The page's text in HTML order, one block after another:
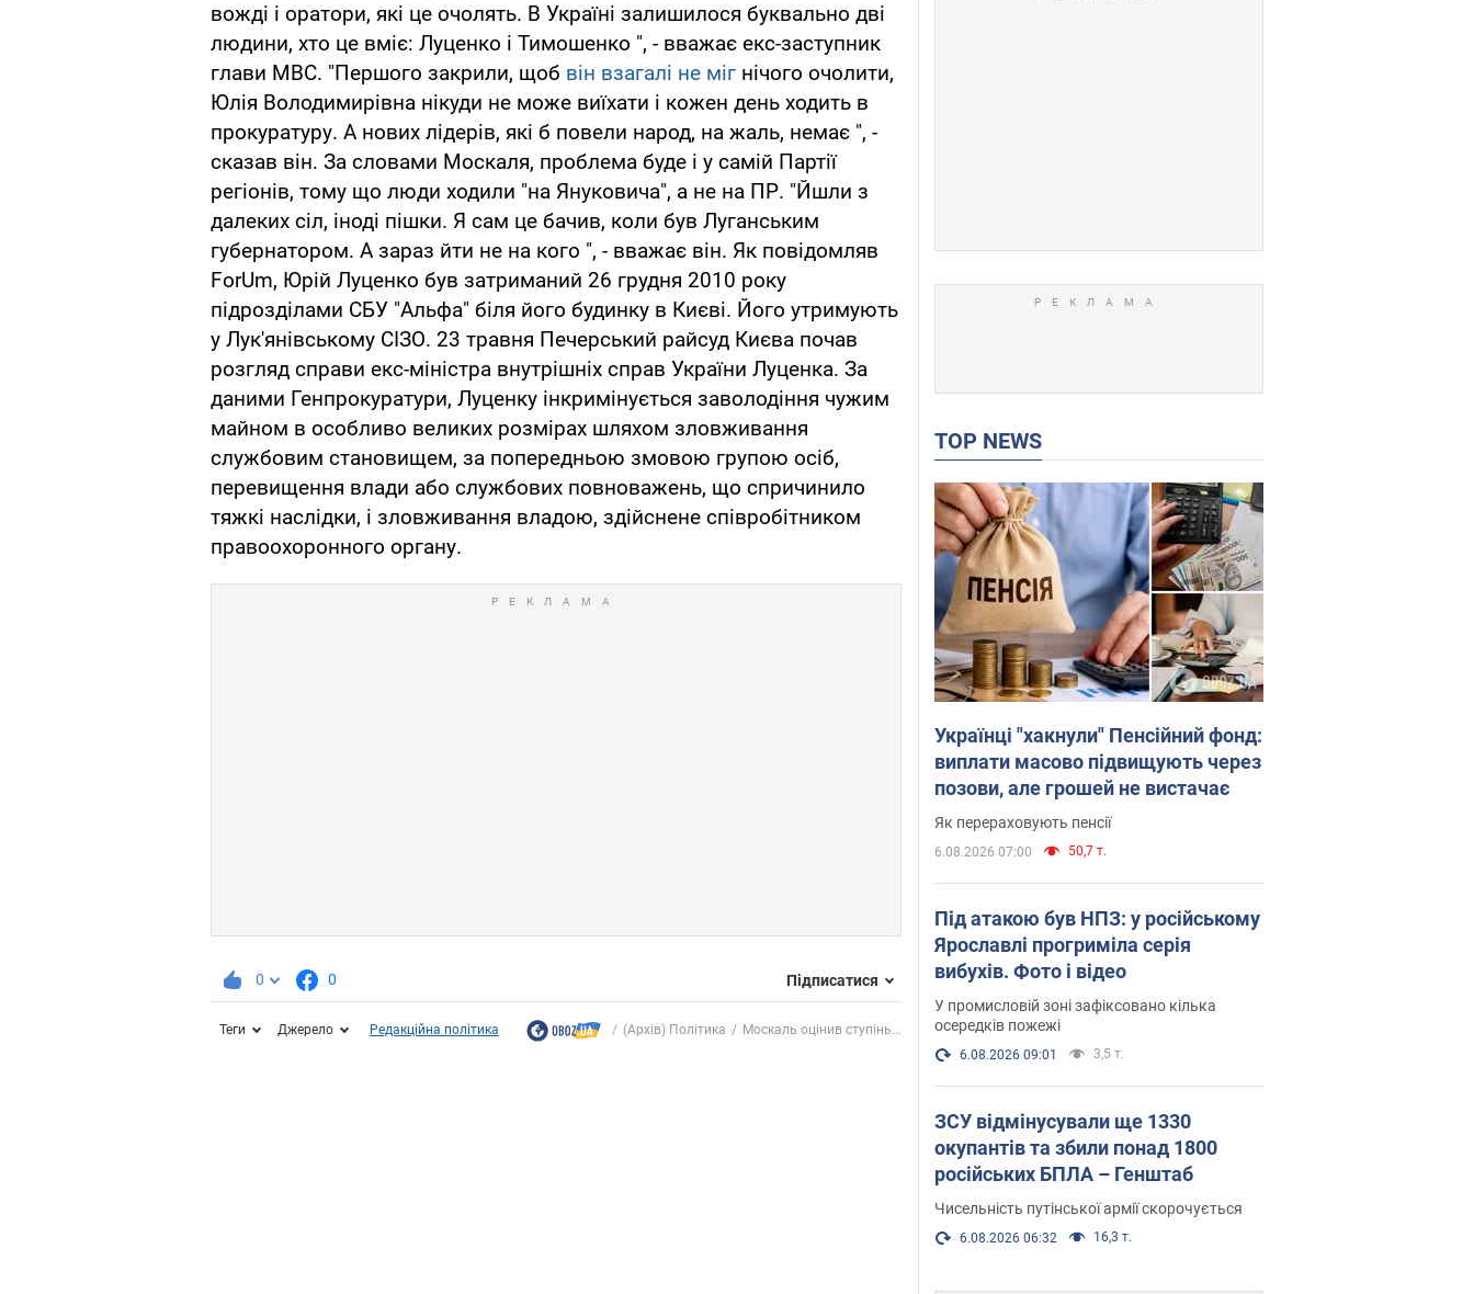
вожді і оратори, які це очолять. В Україні залишилося буквально дві
людини, хто це вміє: Луценко і Тимошенко ", - вважає екс-заступник
глави МВС. "Першого закрили, щоб він взагалі не міг нічого очолити,
Юлія Володимирівна нікуди не може виїхати і кожен день ходить в
прокуратуру. А нових лідерів, які б повели народ, на жаль, немає ", -
сказав він. За словами Москаля, проблема буде і у самій Партії
регіонів, тому що люди ходили "на Януковича", а не на ПР. "Йшли з
далеких сіл, іноді пішки. Я сам це бачив, коли був Луганським
губернатором. А зараз йти не на кого ", - вважає він. Як повідомляв
ForUm, Юрій Луценко був затриманий 26 грудня 2010 року
підрозділами СБУ "Альфа" біля його будинку в Києві. Його утримують
у Лук'янівському СІЗО. 23 травня Печерський райсуд Києва почав
розгляд справи екс-міністра внутрішніх справ України Луценка. За
даними Генпрокуратури, Луценку інкримінується заволодіння чужим
майном в особливо великих розмірах шляхом зловживання
службовим становищем, за попередньою змовою групою осіб,
перевищення влади або службових повноважень, що спричинило
тяжкі наслідки, і зловживання владою, здійснене співробітником
правоохоронного органу.
0 0 Підписатися
Теги Джерело Редакційна політика (Архів) Політика Москаль оцінив ступінь...
TOP NEWS
Українці "хакнули" Пенсійний фонд:
виплати масово підвищують через
позови, але грошей не вистачає
Як перераховують пенсії
6.08.2026 07:00 50,7 т.
Під атакою був НПЗ: у російському
Ярославлі прогриміла серія
вибухів. Фото і відео
У промисловій зоні зафіксовано кілька
осередків пожежі
6.08.2026 09:01 3,5 т.
ЗСУ відмінусували ще 1330
окупантів та збили понад 1800
російських БПЛА – Генштаб
Чисельність путінської армії скорочується
6.08.2026 06:32 16,3 т.